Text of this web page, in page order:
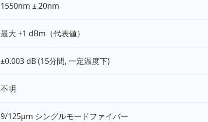
1550nm ± 20nm
最大 +1 dBm（代表値）
±0.003 dB (15分間, 一定温度下)
不明
9/125μm シングルモードファイバー